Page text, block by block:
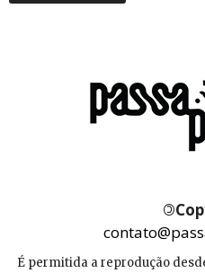
©
É permitida a reprodução